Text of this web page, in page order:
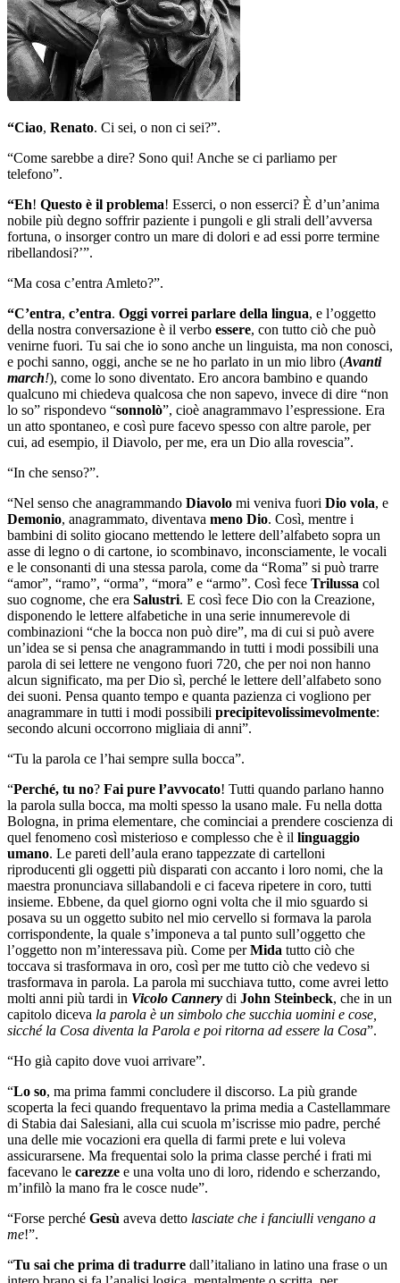
“Ciao, Renato. Ci sei, o non ci sei?”.
“Come sarebbe a dire? Sono qui! Anche se ci parliamo per
telefono”.
“Eh! Questo è il problema! Esserci, o non esserci? È d’un’anima
nobile più degno soffrir paziente i pungoli e gli strali dell’avversa
fortuna, o insorger contro un mare di dolori e ad essi porre termine
ribellandosi?’”.
“Ma cosa c’entra Amleto?”.
“C’entra, c’entra. Oggi vorrei parlare della lingua, e l’oggetto
della nostra conversazione è il verbo essere, con tutto ciò che può
venirne fuori. Tu sai che io sono anche un linguista, ma non conosci,
e pochi sanno, oggi, anche se ne ho parlato in un mio libro (Avanti
march!), come lo sono diventato. Ero ancora bambino e quando
qualcuno mi chiedeva qualcosa che non sapevo, invece di dire “non
lo so” rispondevo “sonnolò”, cioè anagrammavo l’espressione. Era
un atto spontaneo, e così pure facevo spesso con altre parole, per
cui, ad esempio, il Diavolo, per me, era un Dio alla rovescia”.
“In che senso?”.
“Nel senso che anagrammando Diavolo mi veniva fuori Dio vola, e
Demonio, anagrammato, diventava meno Dio. Così, mentre i
bambini di solito giocano mettendo le lettere dell’alfabeto sopra un
asse di legno o di cartone, io scombinavo, inconsciamente, le vocali
e le consonanti di una stessa parola, come da “Roma” si può trarre
“amor”, “ramo”, “orma”, “mora” e “armo”. Così fece Trilussa col
suo cognome, che era Salustri. E così fece Dio con la Creazione,
disponendo le lettere alfabetiche in una serie innumerevole di
combinazioni “che la bocca non può dire”, ma di cui si può avere
un’idea se si pensa che anagrammando in tutti i modi possibili una
parola di sei lettere ne vengono fuori 720, che per noi non hanno
alcun significato, ma per Dio sì, perché le lettere dell’alfabeto sono
dei suoni. Pensa quanto tempo e quanta pazienza ci vogliono per
anagrammare in tutti i modi possibili precipitevolissimevolmente:
secondo alcuni occorrono migliaia di anni”.
“Tu la parola ce l’hai sempre sulla bocca”.
“Perché, tu no? Fai pure l’avvocato! Tutti quando parlano hanno
la parola sulla bocca, ma molti spesso la usano male. Fu nella dotta
Bologna, in prima elementare, che cominciai a prendere coscienza di
quel fenomeno così misterioso e complesso che è il linguaggio
umano. Le pareti dell’aula erano tappezzate di cartelloni
riproducenti gli oggetti più disparati con accanto i loro nomi, che la
maestra pronunciava sillabandoli e ci faceva ripetere in coro, tutti
insieme. Ebbene, da quel giorno ogni volta che il mio sguardo si
posava su un oggetto subito nel mio cervello si formava la parola
corrispondente, la quale s’imponeva a tal punto sull’oggetto che
l’oggetto non m’interessava più. Come perMida tutto ciò che
toccava si trasformava in oro, così per me tutto ciò che vedevo si
trasformava in parola. La parola mi succhiava tutto, come avrei letto
molti anni più tardi in Vicolo Cannery di John Steinbeck, che in un
capitolo diceva la parola è un simbolo che succhia uomini e cose,
sicché la Cosa diventa la Parola e poi ritorna ad essere la Cosa”.
“Ho già capito dove vuoi arrivare”.
“Lo so, ma prima fammi concludere il discorso. La più grande
scoperta la feci quando frequentavo la prima media a Castellammare
di Stabia dai Salesiani, alla cui scuola m’iscrisse mio padre, perché
una delle mie vocazioni era quella di farmi prete e lui voleva
assicurarsene. Ma frequentai solo la prima classe perché i frati mi
facevano le carezze e una volta uno di loro, ridendo e scherzando,
m’infilò la mano fra le cosce nude”.
“Forse perché Gesù aveva detto lasciate che i fanciulli vengano a
me!”.
“Tu sai che prima di tradurre dall’italiano in latino una frase o un